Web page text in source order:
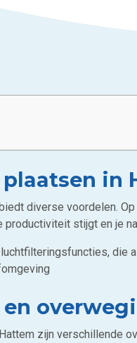
in
diverse voordelen.
productiviteit stijgt en je
die
zijn verschillende